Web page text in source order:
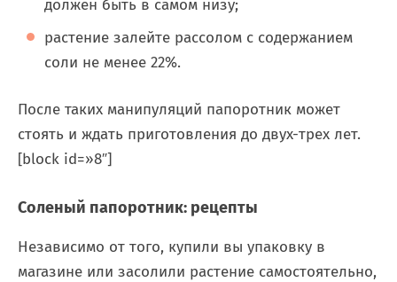
должен быть в самом низу;
растение залейте рассолом с содержанием
соли не менее 22%.
После таких манипуляций папоротник может
стоять и ждать приготовления до двух-трех лет.
[block id=»8″]
Соленый папоротник: рецепты
Независимо от того, купили вы упаковку в
магазине или засолили растение самостоятельно,